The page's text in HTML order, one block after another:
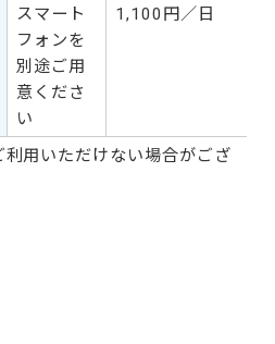
スマート
フォンを
別途ご用
意くださ
い
1,100円／日
用いただけない場合がござ